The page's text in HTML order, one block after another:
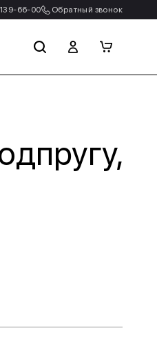
66-00 Обратный звонок